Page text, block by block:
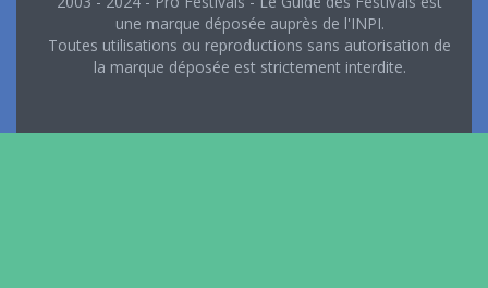
une marque déposée auprès de l'INPI.
Toutes utilisations ou reproductions sans autorisation de
la marque déposée est strictement interdite.